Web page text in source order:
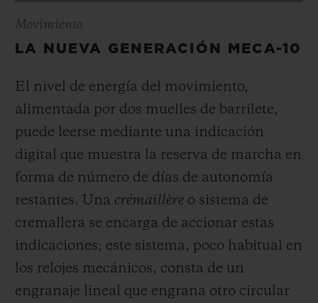
Movimiento
LA NUEVA GENERACIÓN MECA-10
El nivel de energía del movimiento,
alimentada por dos muelles de barrilete,
puede leerse mediante una indicación
digital que muestra la reserva de marcha en
forma de número de días de autonomía
restantes. Una crémaillère o sistema de
cremallera se encarga de accionar estas
indicaciones; este sistema, poco habitual en
los relojes mecánicos, consta de un
engranaje lineal que engrana otro circular